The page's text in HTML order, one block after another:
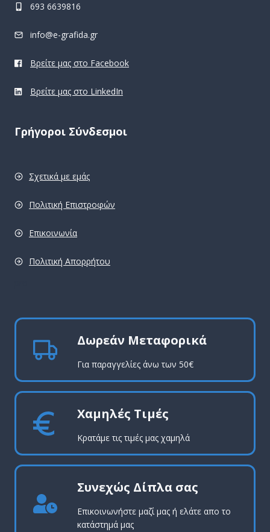
693 6639816
info@e-grafida.gr
Βρείτε μας στο Facebook
Βρείτε μας στο LinkedIn
Γρήγοροι Σύνδεσμοι
Σχετικά με εμάς
Πολιτική Επιστροφών
Επικοινωνία
Πολιτική Απορρήτου
Δωρεάν Μεταφορικά
Για παραγγελίες άνω των 50€
Χαμηλές Τιμές
Κρατάμε τις τιμές μας χαμηλά
Συνεχώς Δίπλα σας
Επικοινωνήστε μαζί μας ή ελάτε απο το
κατάστημά μας